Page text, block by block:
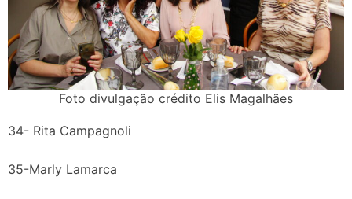
Foto divulgação crédito Elis Magalhães
34- Rita Campagnoli
35-Marly Lamarca